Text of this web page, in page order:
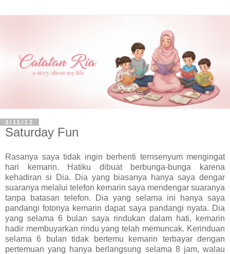
3/11/12
Saturday Fun
Rasanya saya tidak ingin berhenti ternsenyum mengingat
hari kemarin. Hatiku dibuat berbunga-bunga karena
kehadiran si Dia. Dia yang biasanya hanya saya dengar
suaranya melalui telefon kemarin saya mendengar suaranya
tanpa batasan telefon. Dia yang selama ini hanya saya
pandangi fotonya kemarin dapat saya pandangi nyata. Dia
yang selama 6 bulan saya rindukan dalam hati, kemarin
hadir membuyarkan rindu yang telah memuncak. Kerinduan
selama 6 bulan tidak bertemu kemarin terbayar dengan
pertemuan yang hanya berlangsung selama 8 jam, walau